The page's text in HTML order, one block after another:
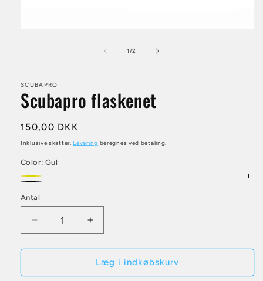
1/af
2
SCUBAPRO
Scubapro flaskenet
Normalpris
150,00 DKK
Inklusive skatter. Levering beregnes ved betaling.
Color: Gul
Gul
Antal
Antal
Reducer
antallet
for
flaskenet
Øg
antallet
for
Scubapro
flaskenet
Læg i indkøbskurv